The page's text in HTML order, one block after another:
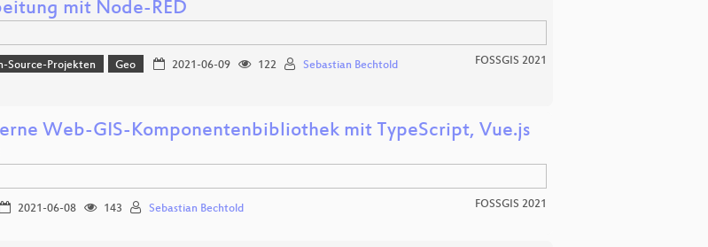
mit Node-RED
Source-Projekten Geo 2021-06-09 122 Sebastian Bechtold FOSSGIS 2021
Web-GIS-Komponentenbibliothek mit TypeScript, Vue.js
2021-06-08 143 Sebastian Bechtold FOSSGIS 2021